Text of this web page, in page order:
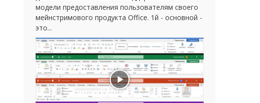
модели предоставления пользователям своего
мейнстримового продукта Office. 1й - основной -
это...